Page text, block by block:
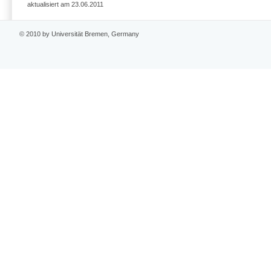
aktualisiert am 23.06.2011
© 2010 by Universität Bremen, Germany